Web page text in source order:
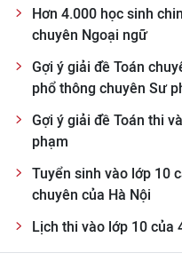
NHÂN DÂN CUỐI TUẦN
NHÂN DÂN HẰNG
MUA BÁO
ĐỌC BÁO IN
ENGLISH
Hơn 4.000 học sinh
chuyên Ngoại ngữ
Gợi ý giải đề Toán
phổ thông chuyên Sư
Gợi ý giải đề Toán thi
phạm
Tuyển sinh vào lớp 10
chuyên của Hà Nội
Lịch thi vào lớp 10 của